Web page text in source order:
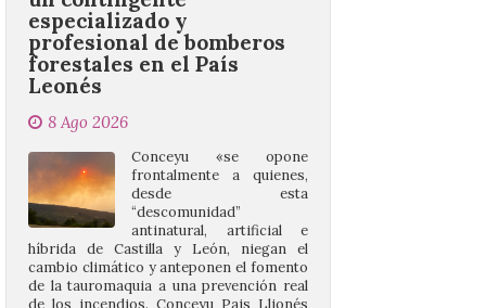
Leonés
8 Ago 2026
antinatural, artificial e
híbrida de Castilla y León, niegan el
cambio climático y anteponen el fomento
de la tauromaquia a una prevención real
de los incendios. Conceyu Pais Llionés
vuelve a […]